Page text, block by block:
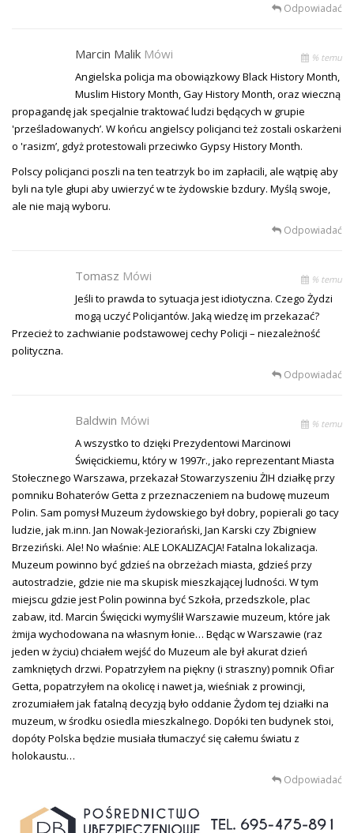
Odpowiadać
Marcin Malik Mówi % temu
Angielska policja ma obowiązkowy Black History Month,
Muslim History Month, Gay History Month, oraz wieczną
propagandę jak specjalnie traktować ludzi będących w grupie
'prześladowanych’. W końcu angielscy policjanci też zostali oskarżeni
o 'rasizm’, gdyż protestowali przeciwko Gypsy History Month.
Polscy policjanci poszli na ten teatrzyk bo im zapłacili, ale wątpię aby
byli na tyle głupi aby uwierzyć w te żydowskie bzdury. Myślą swoje,
ale nie mają wyboru.
Odpowiadać
Tomasz Mówi % temu
Jeśli to prawda to sytuacja jest idiotyczna. Czego Żydzi
mogą uczyć Policjantów. Jaką wiedzę im przekazać?
Przecież to zachwianie podstawowej cechy Policji – niezależność
polityczna.
Odpowiadać
Baldwin Mówi % temu
A wszystko to dzięki Prezydentowi Marcinowi
Święcickiemu, który w 1997r., jako reprezentant Miasta
Stołecznego Warszawa, przekazał Stowarzyszeniu ŻIH działkę przy
pomniku Bohaterów Getta z przeznaczeniem na budowę muzeum
Polin. Sam pomysł Muzeum żydowskiego był dobry, popierali go tacy
ludzie, jak m.inn. Jan Nowak-Jeziorański, Jan Karski czy Zbigniew
Brzeziński. Ale! No właśnie: ALE LOKALIZACJA! Fatalna lokalizacja.
Muzeum powinno być gdzieś na obrzeżach miasta, gdzieś przy
autostradzie, gdzie nie ma skupisk mieszkającej ludności. W tym
miejscu gdzie jest Polin powinna być Szkoła, przedszkole, plac
zabaw, itd. Marcin Święcicki wymyślił Warszawie muzeum, które jak
żmija wychodowana na własnym łonie… Będąc w Warszawie (raz
jeden w życiu) chciałem wejść do Muzeum ale był akurat dzień
zamkniętych drzwi. Popatrzyłem na piękny (i straszny) pomnik Ofiar
Getta, popatrzyłem na okolicę i nawet ja, wieśniak z prowincji,
zrozumiałem jak fatalną decyzją było oddanie Żydom tej działki na
muzeum, w środku osiedla mieszkalnego. Dopóki ten budynek stoi,
dopóty Polska będzie musiała tłumaczyć się całemu światu z
holokaustu…
Odpowiadać